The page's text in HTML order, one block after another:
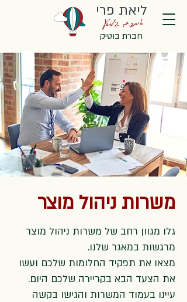
איתכם במסע
ליאת פרי
חברת בוטיק
משרות ניהול מוצר
גלו מגוון רחב של משרות ניהול מוצר
מרגשות במאגר שלנו.
מצאו את תפקיד החלומות שלכם ועשו
את הצעד הבא בקריירה שלכם היום.
עיינו בעמוד המשרות והגישו בקשה